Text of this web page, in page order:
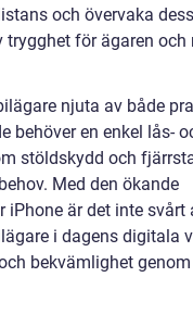
och övervaka dess
trygghet för ägaren och
njuta av både
behöver en enkel lås-
stöldskydd och
Med den ökande
är det inte svårt
i dagens digitala
bekvämlighet